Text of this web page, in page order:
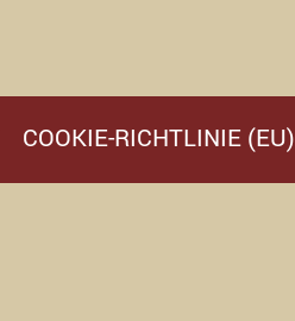
COOKIE-RICHTLINIE (EU)